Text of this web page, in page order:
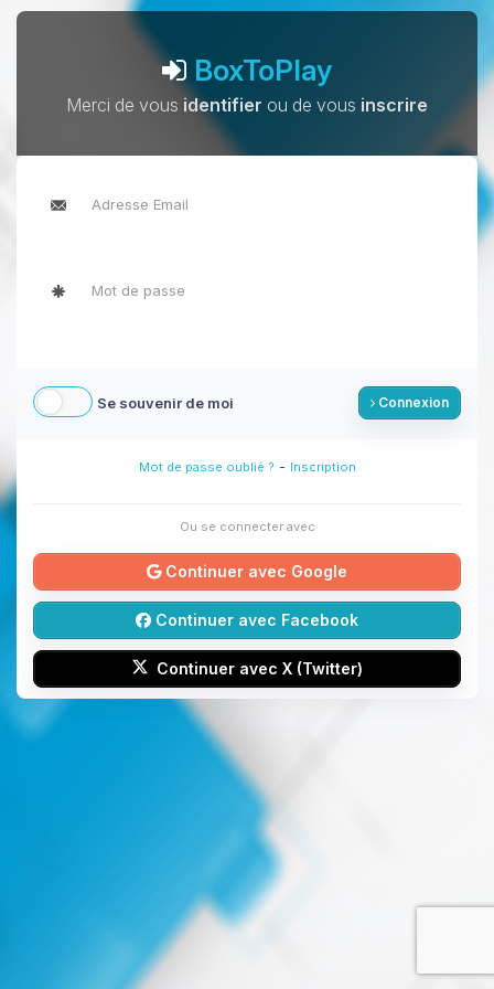
BoxToPlay
Merci de vous identifier ou de vous inscrire
Se souvenir de moi Connexion
Mot de passe oublié ? - Inscription
Ou se connecter avec
Continuer avec Google
Continuer avec Facebook
Continuer avec X (Twitter)